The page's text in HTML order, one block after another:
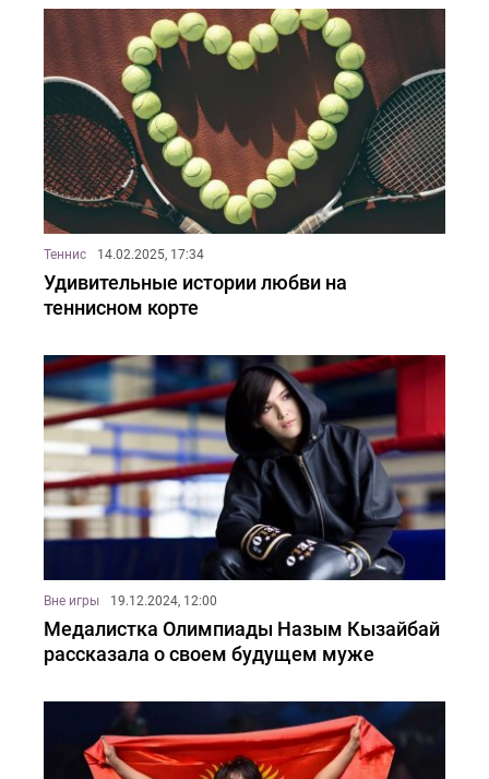
Теннис 14.02.2025, 17:34
Удивительные истории любви на
теннисном корте
Вне игры 19.12.2024, 12:00
Медалистка Олимпиады Назым Кызайбай
рассказала о своем будущем муже